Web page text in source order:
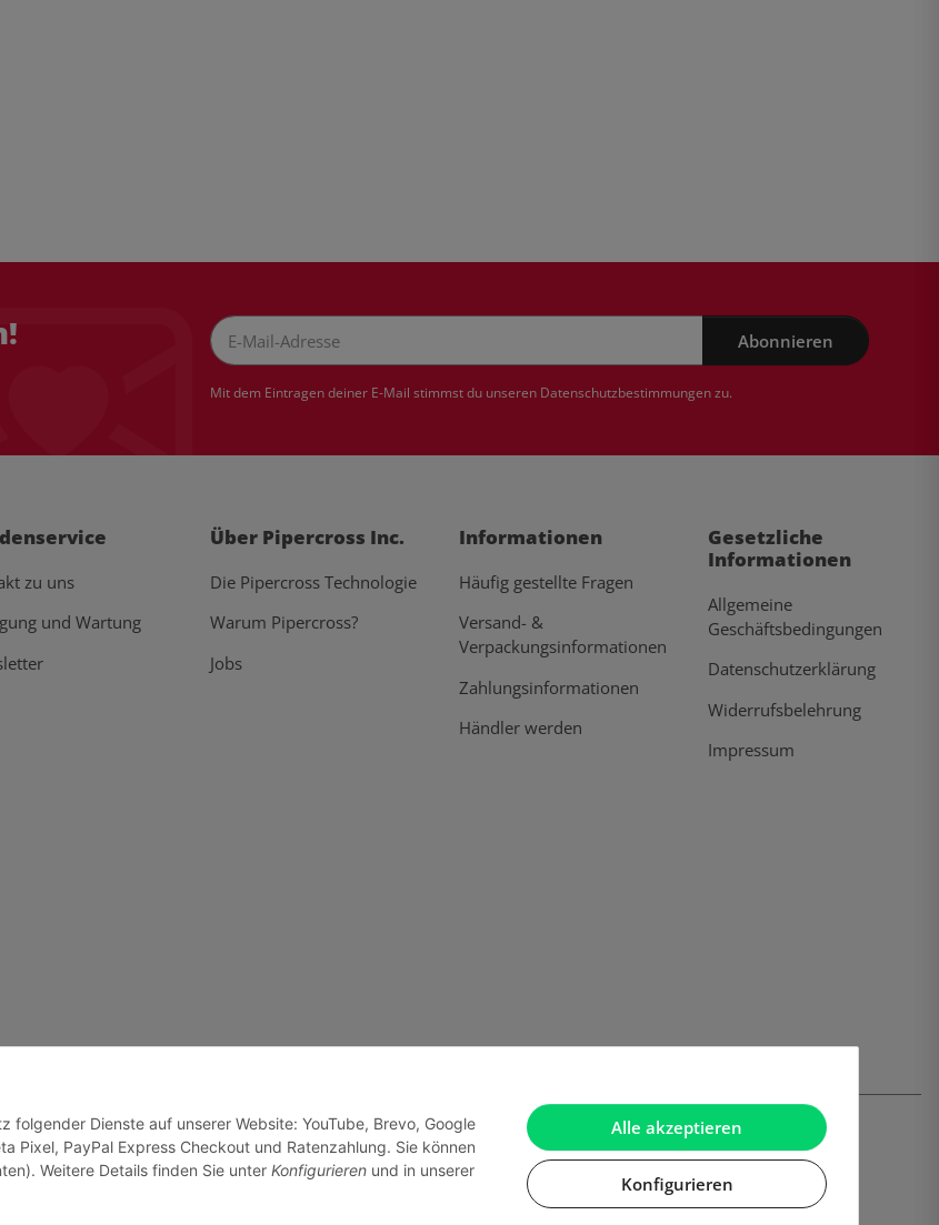
Alle akzeptieren
Konfigurieren
folgender Dienste auf unserer Website: YouTube, Brevo, Google
Pixel, PayPal Express Checkout und Ratenzahlung. Sie können
Weitere Details finden Sie unter Konfigurieren und in unserer
Abonnieren
Mit dem Eintragen deiner E-Mail stimmst du unseren Datenschutzbestimmungenzu.
zu uns
und Wartung
Über Pipercross Inc.
Die Pipercross Technologie
Warum Pipercross?
Jobs
Informationen
Häufig gestellte Fragen
Versand- &
Verpackungsinformationen
Zahlungsinformationen
Händler werden
Gesetzliche
Informationen
Allgemeine
Geschäftsbedingungen
Datenschutzerklärung
Widerrufsbelehrung
Impressum